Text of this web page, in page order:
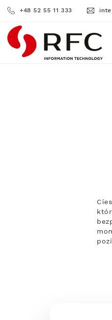
+48 52 55 11 333
RFC